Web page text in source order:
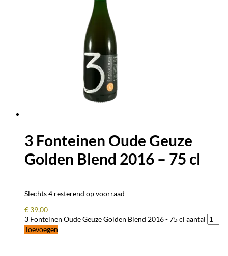
3 Fonteinen Oude Geuze
Golden Blend 2016 – 75 cl
Slechts 4 resterend op voorraad
€ 39,00
3 Fonteinen Oude Geuze Golden Blend 2016 - 75 cl aantal
Toevoegen